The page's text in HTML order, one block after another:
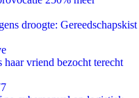
droogte: Gereedschapskist
haar vriend bezocht terecht